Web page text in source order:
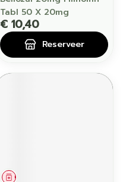
Tabl 50 X 20mg
€ 10,40
Reserveer
Geneesmiddel